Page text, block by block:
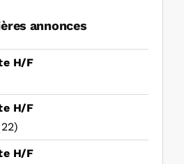
annonces
H/F
H/F
H/F